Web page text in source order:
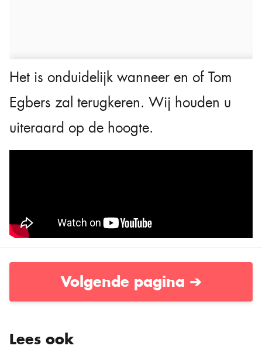
Het is onduidelijk wanneer en of Tom
Egbers zal terugkeren. Wij houden u
uiteraard op de hoogte.
Volgende pagina ➔
Lees ook